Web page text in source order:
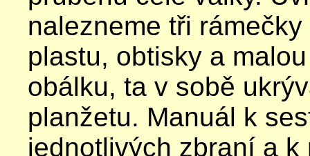
nalezneme tři
plastu, obtisky a
obálku, ta v sobě
planžetu. Manuál k
jednotlivých zbraní a k